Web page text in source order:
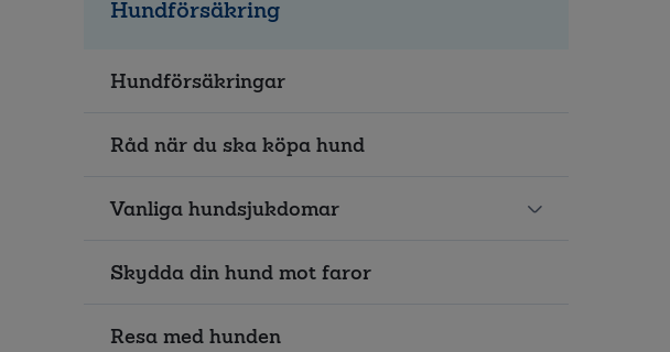
Hundförsäkring
Hundförsäkringar
Råd när du ska köpa hund
Vanliga hundsjukdomar
Skydda din hund mot faror
Resa med hunden